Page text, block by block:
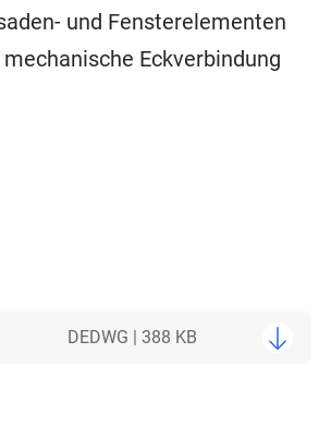
und Fensterelementen
Eckverbindung
DEDWG | 388 KB